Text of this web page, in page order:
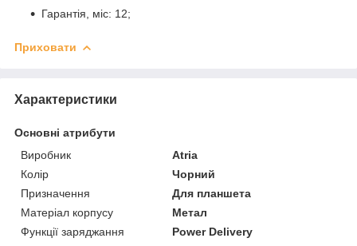
Гарантія, міс: 12;
Приховати
Характеристики
Основні атрибути
Виробник
Atria
Колір
Чорний
Призначення
Для планшета
Матеріал корпусу
Метал
Функції заряджання
Power Delivery